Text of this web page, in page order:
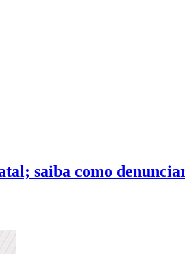
saiba como